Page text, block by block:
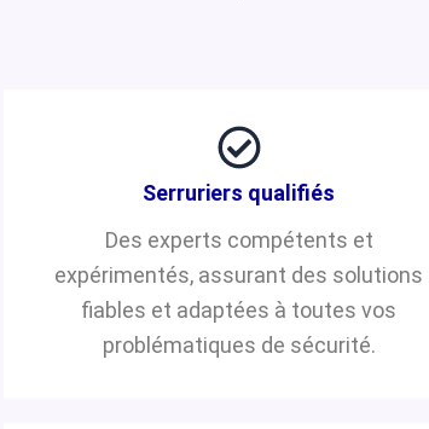
Serruriers qualifiés
Des experts compétents et
expérimentés, assurant des solutions
fiables et adaptées à toutes vos
problématiques de sécurité.